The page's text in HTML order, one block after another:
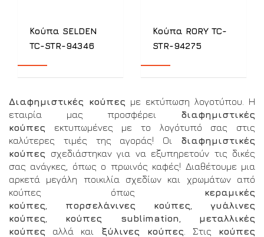
Κούπα SELDEN
TC-STR-94346
Κούπα RORY TC-
STR-94275
Διαφημιστικές κούπες με εκτύπωση λογοτύπου. Η
εταιρία μας προσφέρει διαφημιστικές
κούπες εκτυπωμένες με το λογότυπό σας στις
καλύτερες τιμές της αγοράς! Οι διαφημιστικές
κούπες σχεδιάστηκαν για να εξυπηρετούν τις δικές
σας ανάγκες, όπως ο πρωινός καφές! Διαθέτουμε μια
αρκετά μεγάλη ποικιλία σχεδίων και χρωμάτων από
κούπες όπως κεραμικές
κούπες
πορσελάνινες κούπες
γυάλινες
κούπες
κούπες sublimation
μεταλλικές
κούπες αλλά και ξύλινες κούπες . Στις κούπες